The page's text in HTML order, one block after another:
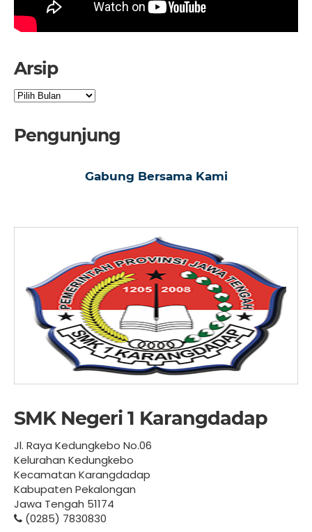
Arsip
Arsip
Pengunjung
Gabung Bersama Kami
SMK Negeri 1 Karangdadap
Jl. Raya Kedungkebo No.06
Kelurahan Kedungkebo
Kecamatan Karangdadap
Kabupaten Pekalongan
Jawa Tengah 51174
(0285) 7830830